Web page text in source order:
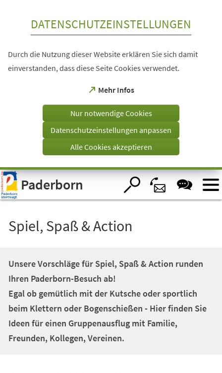
Visuelle
Assistenzsoftware
öffnen.
DATENSCHUTZEINSTELLUNGEN
Durch die Nutzung dieser Website erklären Sie sich damit
einverstanden, dass diese Seite Cookies verwendet.
Mehr Infos
(Öffnet
einem
Tab)
Nur notwendige Cookies
Datenschutzeinstellungen anpassen
Alle Cookies akzeptieren
Paderborn
Spiel, Spaß & Action
Unsere Vorschläge für Spiel, Spaß & Action runden
Ihren Paderborn-Besuch ab!
Egal ob gemütlich mit der Kutsche oder sportlich
beim Klettern oder Bogenschießen - Hier finden Sie
Ideen für einen Gruppenausflug mit Familie,
Freunden, Kollegen, Vereinen.